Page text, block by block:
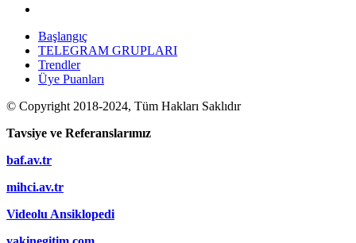
Başlangıç
TELEGRAM GRUPLARI
Trendler
Üye Puanları
© Copyright 2018-2024, Tüm Hakları Saklıdır
Tavsiye ve Referanslarımız
baf.av.tr
mihci.av.tr
Videolu Ansiklopedi